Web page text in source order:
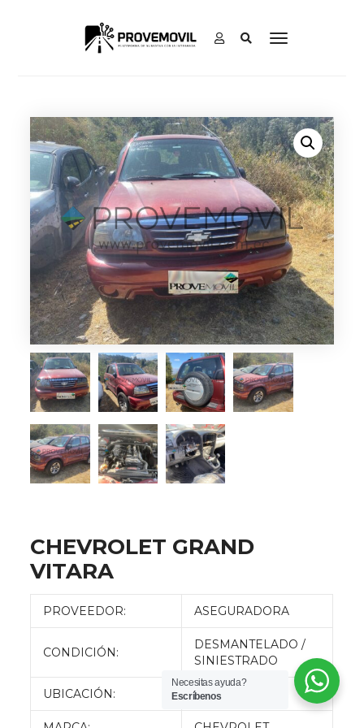
CHEVROLET GRAND
VITARA
PROVEEDOR: ASEGURADORA
CONDICIÓN:
DESMANTELADO /
SINIESTRADO
UBICACIÓN: QUITO
Necesitas ayuda?
Escríbenos